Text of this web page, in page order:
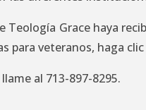
Grace haya
para veteranos, haga clic
al 713-897-8295.